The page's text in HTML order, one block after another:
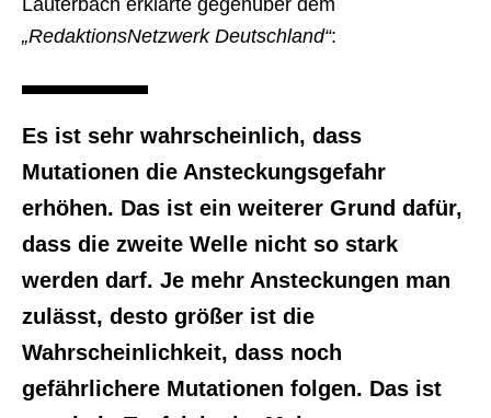
Lauterbach erklärte gegenüber dem
„RedaktionsNetzwerk Deutschland“:
Es ist sehr wahrscheinlich, dass
Mutationen die Ansteckungsgefahr
erhöhen. Das ist ein weiterer Grund dafür,
dass die zweite Welle nicht so stark
werden darf. Je mehr Ansteckungen man
zulässt, desto größer ist die
Wahrscheinlichkeit, dass noch
gefährlichere Mutationen folgen. Das ist